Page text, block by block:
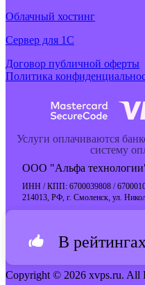
Облачный хостинг
Cервер для 1С
Договор публичной оферты
Политика
Услуги оплачиваются
систему
ООО "Альфа
ИНН / КПП: 6700039808 /
214013, РФ, г. Смоленск, ул.
В
Copyright © 2026 xvps.ru. All